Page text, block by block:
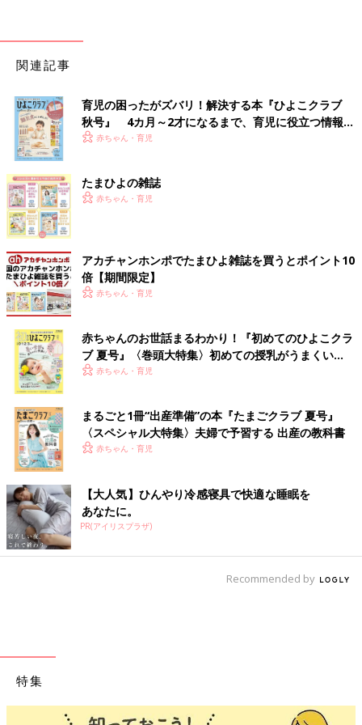
関連記事
育児の困ったがズバリ！解決する本『ひよこクラブ
秋号』 4カ月～2才になるまで、育児に役立つ情報が
いっぱい！
赤ちゃん・育児
たまひよの雑誌
赤ちゃん・育児
アカチャンホンポでたまひよ雑誌を買うとポイント10
倍【期間限定】
赤ちゃん・育児
赤ちゃんのお世話まるわかり！『初めてのひよこクラ
ブ 夏号』〈巻頭大特集〉初めての授乳がうまくい
く！ おっぱい・ミルクの基本と夏のトラブル 解決テ
赤ちゃん・育児
まるごと1冊“出産準備”の本『たまごクラブ 夏号』
〈スペシャル大特集〉夫婦で予習する 出産の教科書
赤ちゃん・育児
【大人気】ひんやり冷感寝具で快適な睡眠を
あなたに。
PR(アイリスプラザ)
Recommended by
特集